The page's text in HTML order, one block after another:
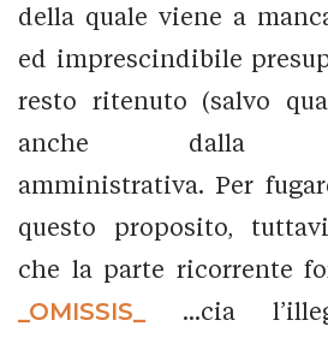
della quale viene a
ed imprescindibile
resto ritenuto (salvo
anche dalla
amministrativa. Per
questo proposito,
che la parte ricorrente
_OMISSIS_
...cia